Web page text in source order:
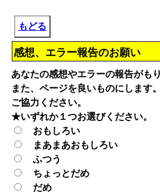
もどる
感想、エラー報告のお願い
あなたの感想やエラーの報告がも
また、ページを良いものにします。
ご協力ください。
★いずれか１つお選びください。
おもしろい
まあまあおもしろい
ふつう
ちょっとだめ
だめ